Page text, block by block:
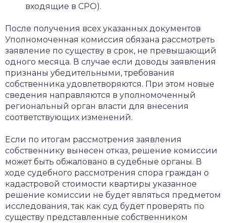
входящие в СРО).
После получения всех указанных документов
Уполномоченная комиссия обязана рассмотреть
заявление по существу в срок, не превышающий
одного месяца. В случае если доводы заявления
признаны убедительными, требования
собственника удовлетворяются. При этом новые
сведения направляются в уполномоченный
региональный орган власти для внесения
соответствующих изменений.
Если по итогам рассмотрения заявления
собственнику вынесен отказ, решение комиссии
может быть обжаловано в судебные органы. В
ходе судебного рассмотрения спора граждан о
кадастровой стоимости квартиры указанное
решение комиссии не будет являться предметом
исследования, так как суд будет проверять по
существу представленные собственником